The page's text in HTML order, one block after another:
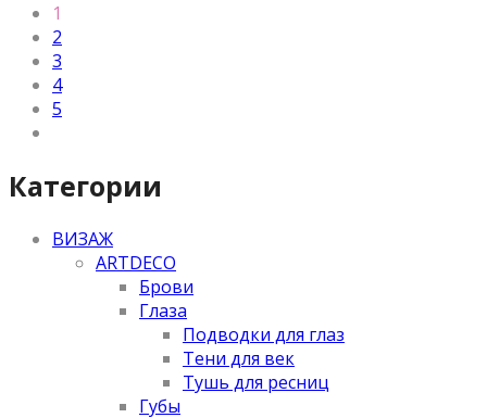
1
2
3
4
5
Категории
ВИЗАЖ
ARTDECO
Брови
Глаза
Подводки для глаз
Тени для век
Тушь для ресниц
Губы